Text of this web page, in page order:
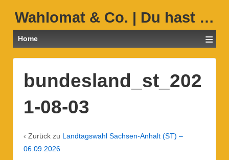
Wahlomat & Co. | Du hast …
Home ≡
bundesland_st_202
1-08-03
‹ Zurück zu Landtagswahl Sachsen-Anhalt (ST) –
06.09.2026